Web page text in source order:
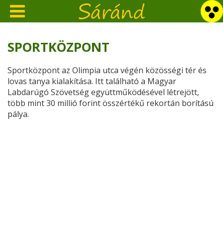
SPORTKÖZPONT
Sportközpontaz Olimpia utca végén közösségi tér és
lovas tanya kialakítása. Itt található a Magyar
Labdarúgó Szövetség együttműködésével létrejött,
több mint 30 millió forint összértékű rekortán borítású
pálya.